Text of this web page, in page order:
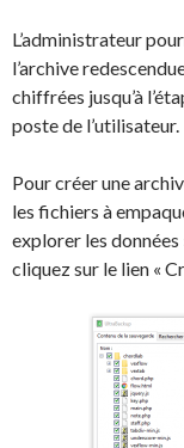
L’administrateur
l’archive
chiffrées jusqu’à
poste de l’utilisateur.
Pour créer une
les fichiers à
explorer les données
cliquez sur le lien «